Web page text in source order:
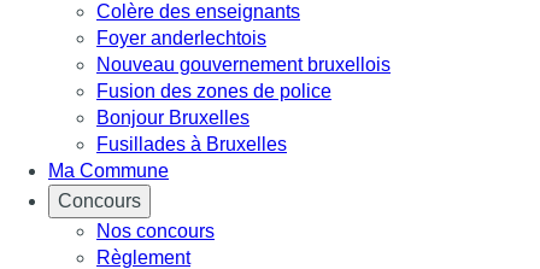
Colère des enseignants
Foyer anderlechtois
Nouveau gouvernement bruxellois
Fusion des zones de police
Bonjour Bruxelles
Fusillades à Bruxelles
Ma Commune
Concours
Nos concours
Règlement